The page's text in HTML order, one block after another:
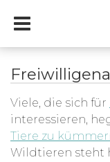
Viele, die sich für
interessieren,
Tiere zu
Wildtieren steht